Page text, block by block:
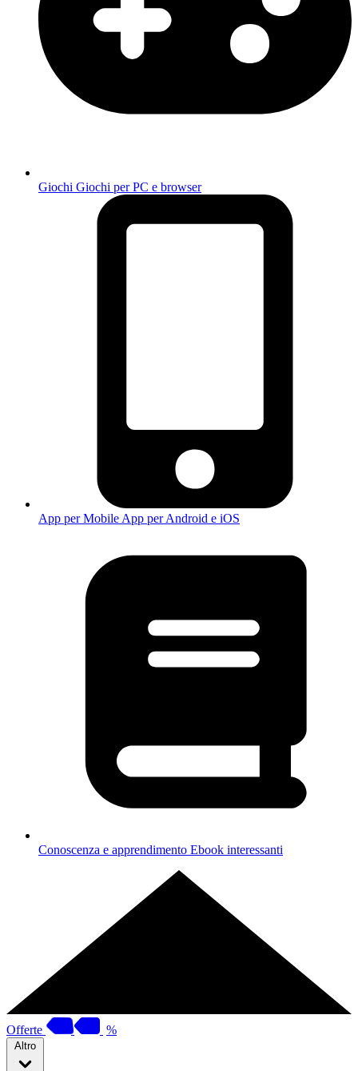
Giochi Giochi per PC e browser
App per Mobile App per Android e iOS
Conoscenza e apprendimento Ebook interessanti
Offerte %
Altro